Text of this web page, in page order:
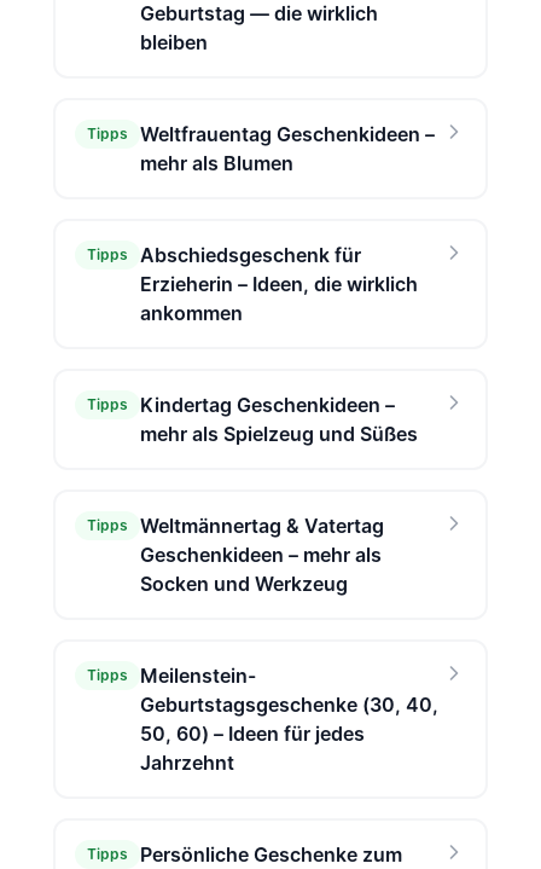
Geburtstag — die wirklich
bleiben
Tipps
Weltfrauentag Geschenkideen –
mehr als Blumen
Tipps
Abschiedsgeschenk für
Erzieherin – Ideen, die wirklich
ankommen
Tipps
Kindertag Geschenkideen –
mehr als Spielzeug und Süßes
Tipps
Weltmännertag & Vatertag
Geschenkideen – mehr als
Socken und Werkzeug
Tipps
Meilenstein-
Geburtstagsgeschenke (30, 40,
50, 60) – Ideen für jedes
Jahrzehnt
Tipps
Persönliche Geschenke zum